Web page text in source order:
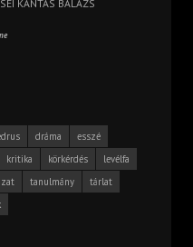
KÁNTÁS BALÁZS
dráma
esszé
kritika körkérdés
levélfa
tanulmány
tárlat